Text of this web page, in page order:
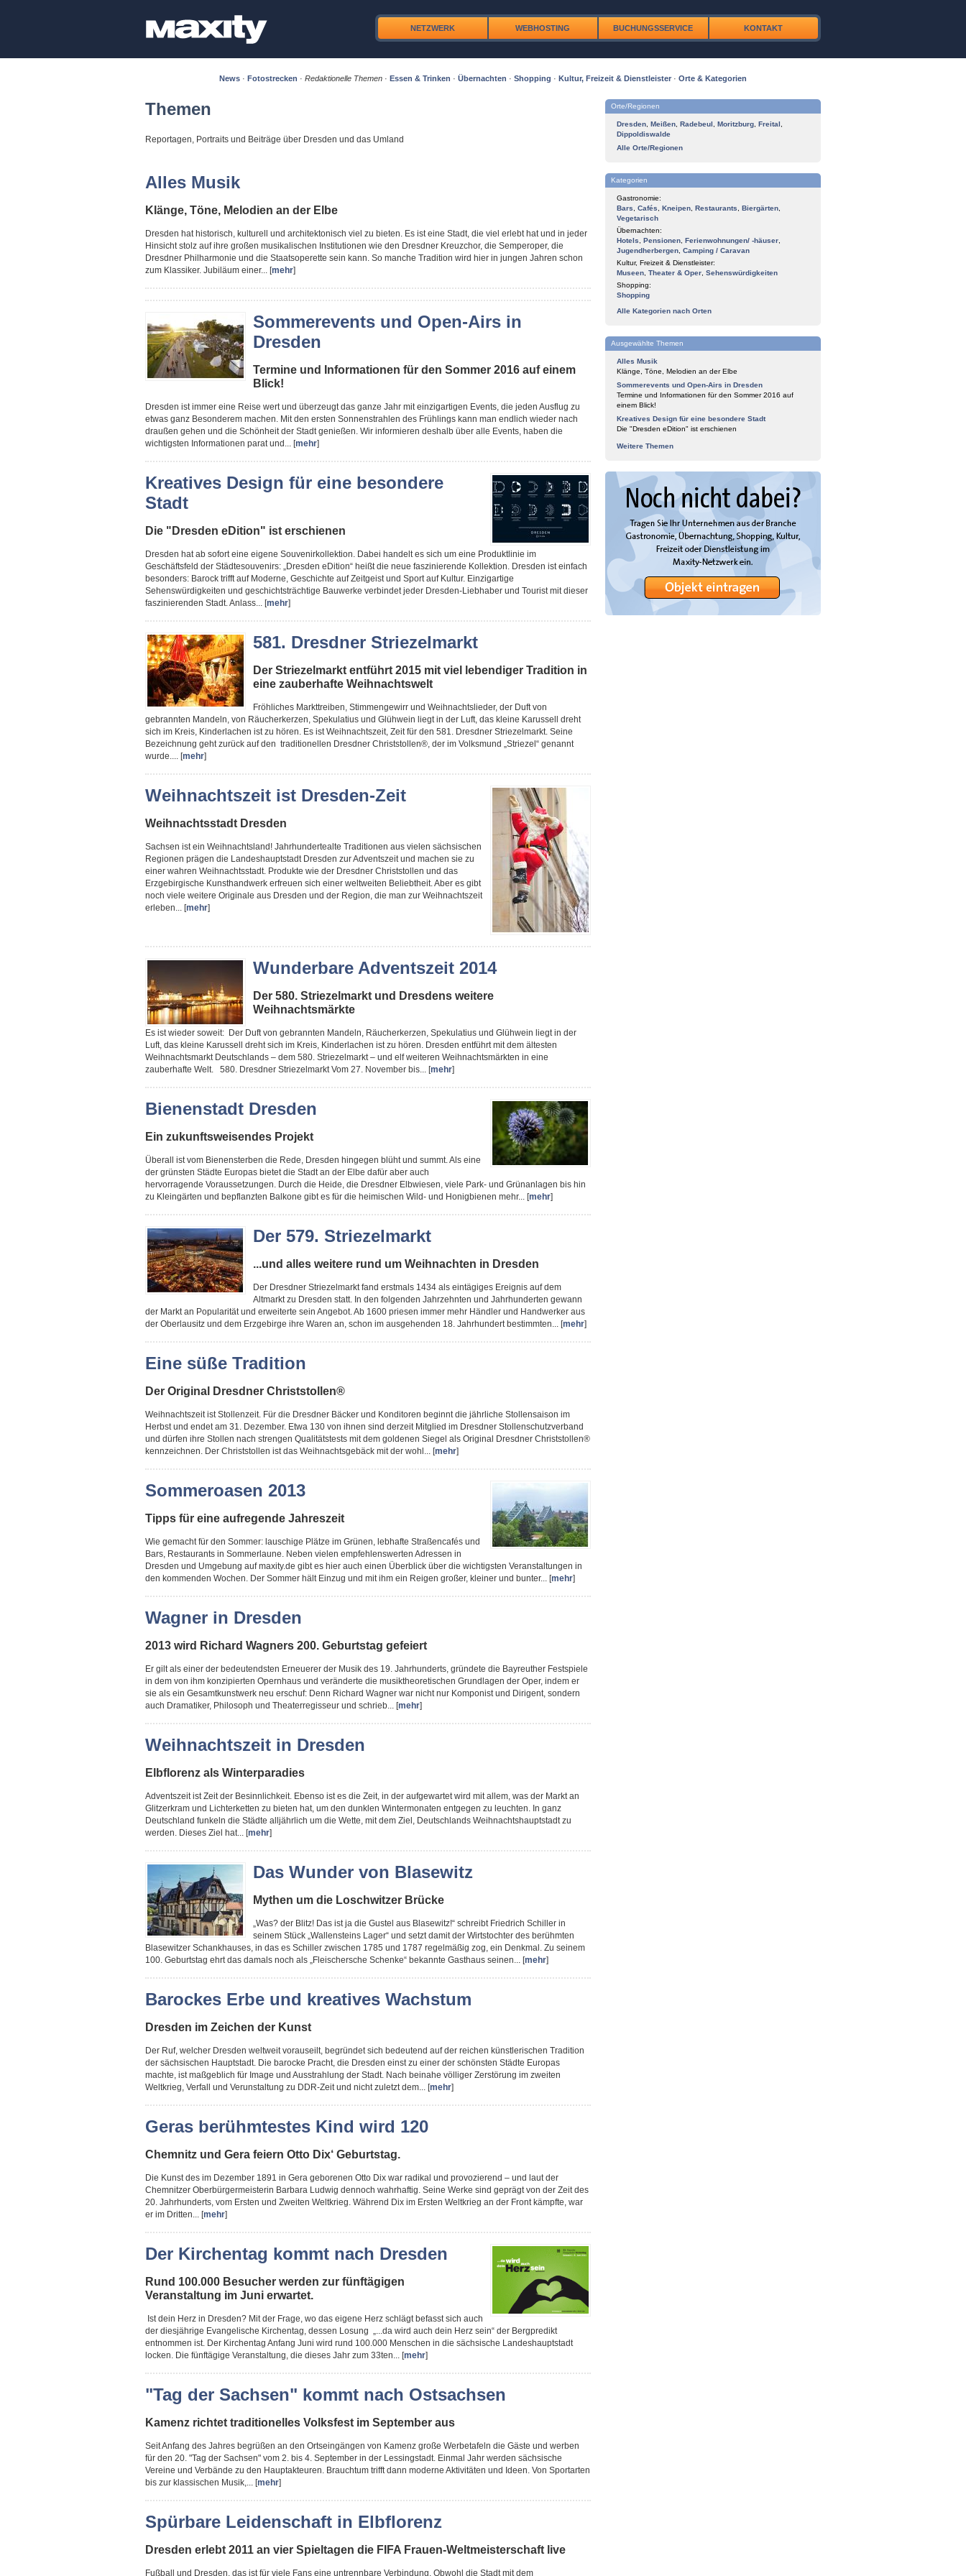
NETZWERK WEBHOSTING BUCHUNGSSERVICE KONTAKT
News · Fotostrecken · Redaktionelle Themen · Essen & Trinken · Übernachten · Shopping · Kultur, Freizeit & Dienstleister · Orte & Kategorien
Themen
Reportagen, Portraits und Beiträge über Dresden und das Umland
Alles Musik
Klänge, Töne, Melodien an der Elbe
Dresden hat historisch, kulturell und architektonisch viel zu bieten. Es ist eine Stadt, die viel erlebt hat und in jeder
Hinsicht stolz auf ihre großen musikalischen Institutionen wie den Dresdner Kreuzchor, die Semperoper, die
Dresdner Philharmonie und die Staatsoperette sein kann. So manche Tradition wird hier in jungen Jahren schon
zum Klassiker. Jubiläum einer... [mehr]
Sommerevents und Open-Airs in
Dresden
Termine und Informationen für den Sommer 2016 auf einem
Blick!
Dresden ist immer eine Reise wert und überzeugt das ganze Jahr mit einzigartigen Events, die jeden Ausflug zu
etwas ganz Besonderem machen. Mit den ersten Sonnenstrahlen des Frühlings kann man endlich wieder nach
draußen gehen und die Schönheit der Stadt genießen. Wir informieren deshalb über alle Events, haben die
wichtigsten Informationen parat und... [mehr]
Kreatives Design für eine besondere
Stadt
Die "Dresden eDition" ist erschienen
Dresden hat ab sofort eine eigene Souvenirkollektion. Dabei handelt es sich um eine Produktlinie im
Geschäftsfeld der Städtesouvenirs: „Dresden eDition“ heißt die neue faszinierende Kollektion. Dresden ist einfach
besonders: Barock trifft auf Moderne, Geschichte auf Zeitgeist und Sport auf Kultur. Einzigartige
Sehenswürdigkeiten und geschichtsträchtige Bauwerke verbindet jeder Dresden-Liebhaber und Tourist mit dieser
faszinierenden Stadt. Anlass... [mehr]
581. Dresdner Striezelmarkt
Der Striezelmarkt entführt 2015 mit viel lebendiger Tradition in
eine zauberhafte Weihnachtswelt
Fröhliches Markttreiben, Stimmengewirr und Weihnachtslieder, der Duft von
gebrannten Mandeln, von Räucherkerzen, Spekulatius und Glühwein liegt in der Luft, das kleine Karussell dreht
sich im Kreis, Kinderlachen ist zu hören. Es ist Weihnachtszeit, Zeit für den 581. Dresdner Striezelmarkt. Seine
Bezeichnung geht zurück auf den traditionellen Dresdner Christstollen®, der im Volksmund „Striezel“ genannt
wurde.... [mehr]
Weihnachtszeit ist Dresden-Zeit
Weihnachtsstadt Dresden
Sachsen ist ein Weihnachtsland! Jahrhundertealte Traditionen aus vielen sächsischen
Regionen prägen die Landeshauptstadt Dresden zur Adventszeit und machen sie zu
einer wahren Weihnachtsstadt. Produkte wie der Dresdner Christstollen und das
Erzgebirgische Kunsthandwerk erfreuen sich einer weltweiten Beliebtheit. Aber es gibt
noch viele weitere Originale aus Dresden und der Region, die man zur Weihnachtszeit
erleben... [mehr]
Wunderbare Adventszeit 2014
Der 580. Striezelmarkt und Dresdens weitere
Weihnachtsmärkte
Es ist wieder soweit: Der Duft von gebrannten Mandeln, Räucherkerzen, Spekulatius und Glühwein liegt in der
Luft, das kleine Karussell dreht sich im Kreis, Kinderlachen ist zu hören. Dresden entführt mit dem ältesten
Weihnachtsmarkt Deutschlands – dem 580. Striezelmarkt – und elf weiteren Weihnachtsmärkten in eine
zauberhafte Welt. 580. Dresdner Striezelmarkt Vom 27. November bis... [mehr]
Bienenstadt Dresden
Ein zukunftsweisendes Projekt
Überall ist vom Bienensterben die Rede, Dresden hingegen blüht und summt. Als eine
der grünsten Städte Europas bietet die Stadt an der Elbe dafür aber auch
hervorragende Voraussetzungen. Durch die Heide, die Dresdner Elbwiesen, viele Park- und Grünanlagen bis hin
zu Kleingärten und bepflanzten Balkone gibt es für die heimischen Wild- und Honigbienen mehr... [mehr]
Der 579. Striezelmarkt
...und alles weitere rund um Weihnachten in Dresden
Der Dresdner Striezelmarkt fand erstmals 1434 als eintägiges Ereignis auf dem
Altmarkt zu Dresden statt. In den folgenden Jahrzehnten und Jahrhunderten gewann
der Markt an Popularität und erweiterte sein Angebot. Ab 1600 priesen immer mehr Händler und Handwerker aus
der Oberlausitz und dem Erzgebirge ihre Waren an, schon im ausgehenden 18. Jahrhundert bestimmten... [mehr]
Eine süße Tradition
Der Original Dresdner Christstollen®
Weihnachtszeit ist Stollenzeit. Für die Dresdner Bäcker und Konditoren beginnt die jährliche Stollensaison im
Herbst und endet am 31. Dezember. Etwa 130 von ihnen sind derzeit Mitglied im Dresdner Stollenschutzverband
und dürfen ihre Stollen nach strengen Qualitätstests mit dem goldenen Siegel als Original Dresdner Christstollen®
kennzeichnen. Der Christstollen ist das Weihnachtsgebäck mit der wohl... [mehr]
Sommeroasen 2013
Tipps für eine aufregende Jahreszeit
Wie gemacht für den Sommer: lauschige Plätze im Grünen, lebhafte Straßencafés und
Bars, Restaurants in Sommerlaune. Neben vielen empfehlenswerten Adressen in
Dresden und Umgebung auf maxity.de gibt es hier auch einen Überblick über die wichtigsten Veranstaltungen in
den kommenden Wochen. Der Sommer hält Einzug und mit ihm ein Reigen großer, kleiner und bunter... [mehr]
Wagner in Dresden
2013 wird Richard Wagners 200. Geburtstag gefeiert
Er gilt als einer der bedeutendsten Erneuerer der Musik des 19. Jahrhunderts, gründete die Bayreuther Festspiele
in dem von ihm konzipierten Opernhaus und veränderte die musiktheoretischen Grundlagen der Oper, indem er
sie als ein Gesamtkunstwerk neu erschuf: Denn Richard Wagner war nicht nur Komponist und Dirigent, sondern
auch Dramatiker, Philosoph und Theaterregisseur und schrieb... [mehr]
Weihnachtszeit in Dresden
Elbflorenz als Winterparadies
Adventszeit ist Zeit der Besinnlichkeit. Ebenso ist es die Zeit, in der aufgewartet wird mit allem, was der Markt an
Glitzerkram und Lichterketten zu bieten hat, um den dunklen Wintermonaten entgegen zu leuchten. In ganz
Deutschland funkeln die Städte alljährlich um die Wette, mit dem Ziel, Deutschlands Weihnachtshauptstadt zu
werden. Dieses Ziel hat... [mehr]
Das Wunder von Blasewitz
Mythen um die Loschwitzer Brücke
„Was? der Blitz! Das ist ja die Gustel aus Blasewitz!“ schreibt Friedrich Schiller in
seinem Stück „Wallensteins Lager“ und setzt damit der Wirtstochter des berühmten
Blasewitzer Schankhauses, in das es Schiller zwischen 1785 und 1787 regelmäßig zog, ein Denkmal. Zu seinem
100. Geburtstag ehrt das damals noch als „Fleischersche Schenke“ bekannte Gasthaus seinen... [mehr]
Barockes Erbe und kreatives Wachstum
Dresden im Zeichen der Kunst
Der Ruf, welcher Dresden weltweit vorauseilt, begründet sich bedeutend auf der reichen künstlerischen Tradition
der sächsischen Hauptstadt. Die barocke Pracht, die Dresden einst zu einer der schönsten Städte Europas
machte, ist maßgeblich für Image und Ausstrahlung der Stadt. Nach beinahe völliger Zerstörung im zweiten
Weltkrieg, Verfall und Verunstaltung zu DDR-Zeit und nicht zuletzt dem... [mehr]
Geras berühmtestes Kind wird 120
Chemnitz und Gera feiern Otto Dix‘ Geburtstag.
Die Kunst des im Dezember 1891 in Gera geborenen Otto Dix war radikal und provozierend – und laut der
Chemnitzer Oberbürgermeisterin Barbara Ludwig dennoch wahrhaftig. Seine Werke sind geprägt von der Zeit des
20. Jahrhunderts, vom Ersten und Zweiten Weltkrieg. Während Dix im Ersten Weltkrieg an der Front kämpfte, war
er im Dritten... [mehr]
Der Kirchentag kommt nach Dresden
Rund 100.000 Besucher werden zur fünftägigen
Veranstaltung im Juni erwartet.
Ist dein Herz in Dresden? Mit der Frage, wo das eigene Herz schlägt befasst sich auch
der diesjährige Evangelische Kirchentag, dessen Losung „...da wird auch dein Herz sein“ der Bergpredikt
entnommen ist. Der Kirchentag Anfang Juni wird rund 100.000 Menschen in die sächsische Landeshauptstadt
locken. Die fünftägige Veranstaltung, die dieses Jahr zum 33ten... [mehr]
"Tag der Sachsen" kommt nach Ostsachsen
Kamenz richtet traditionelles Volksfest im September aus
Seit Anfang des Jahres begrüßen an den Ortseingängen von Kamenz große Werbetafeln die Gäste und werben
für den 20. "Tag der Sachsen" vom 2. bis 4. September in der Lessingstadt. Einmal Jahr werden sächsische
Vereine und Verbände zu den Hauptakteuren. Brauchtum trifft dann moderne Aktivitäten und Ideen. Von Sportarten
bis zur klassischen Musik,... [mehr]
Spürbare Leidenschaft in Elbflorenz
Dresden erlebt 2011 an vier Spieltagen die FIFA Frauen-Weltmeisterschaft live
Fußball und Dresden, das ist für viele Fans eine untrennbare Verbindung. Obwohl die Stadt mit dem
Orte/Regionen
Dresden Meißen Radebeul Moritzburg Freital
Dippoldiswalde
Alle Orte/Regionen
Kategorien
Gastronomie:
Bars
Cafés Kneipen Restaurants Biergärten
Vegetarisch
Übernachten:
Hotels
Pensionen Ferienwohnungen/ -häuser
Jugendherbergen Camping / Caravan
Kultur, Freizeit & Dienstleister:
Museen Theater & Oper Sehenswürdigkeiten
Shopping:
Shopping
Alle Kategorien nach Orten
Ausgewählte Themen
Alles Musik
Klänge, Töne, Melodien an der Elbe
Sommerevents und Open-Airs in Dresden
Termine und Informationen für den Sommer 2016 auf
einem Blick!
Kreatives Design für eine besondere Stadt
Die "Dresden eDition" ist erschienen
Weitere Themen